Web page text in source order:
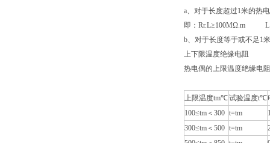
a、对于长度超过1米的热
即：Rr.L≥100MΩ.m L
b、对于长度等于或不足1
上下限温度绝缘电阻
热电偶的上限温度绝缘电
上限温度tm℃试验温度t℃
100≤tm＜300 t=tm
300≤tm＜500 t=tm